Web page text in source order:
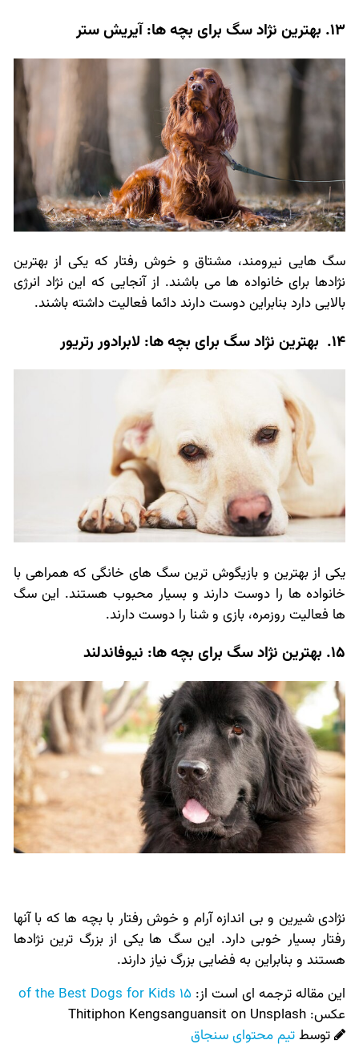
13. بهترین نژاد سگ برای بچه ها: آیریش ستر
سگ هایی نیرومند، مشتاق و خوش رفتار که یکی از بهترین
نژادها برای خانواده ها می باشند. از آنجایی که این نژاد انرژی
بالایی دارد بنابراین دوست دارند دائما فعالیت داشته باشند.
14. بهترین نژاد سگ برای بچه ها: لابرادور رتریور
یکی از بهترین و بازیگوش ترین سگ های خانگی که همراهی با
خانواده ها را دوست دارند و بسیار محبوب هستند. این سگ
ها فعالیت روزمره، بازی و شنا را دوست دارند.
15. بهترین نژاد سگ برای بچه ها: نیوفاندلند
نژادی شیرین و بی اندازه آرام و خوش رفتار با بچه ها که با آنها
رفتار بسیار خوبی دارد. این سگ ها یکی از بزرگ ترین نژادها
هستند و بنابراین به فضایی بزرگ نیاز دارند.
این مقاله ترجمه ای است از: 15 of the Best Dogs for Kids
عکس:‌ Thitiphon Kengsanguansit on Unsplash
توسطتیم محتوای سنجاق